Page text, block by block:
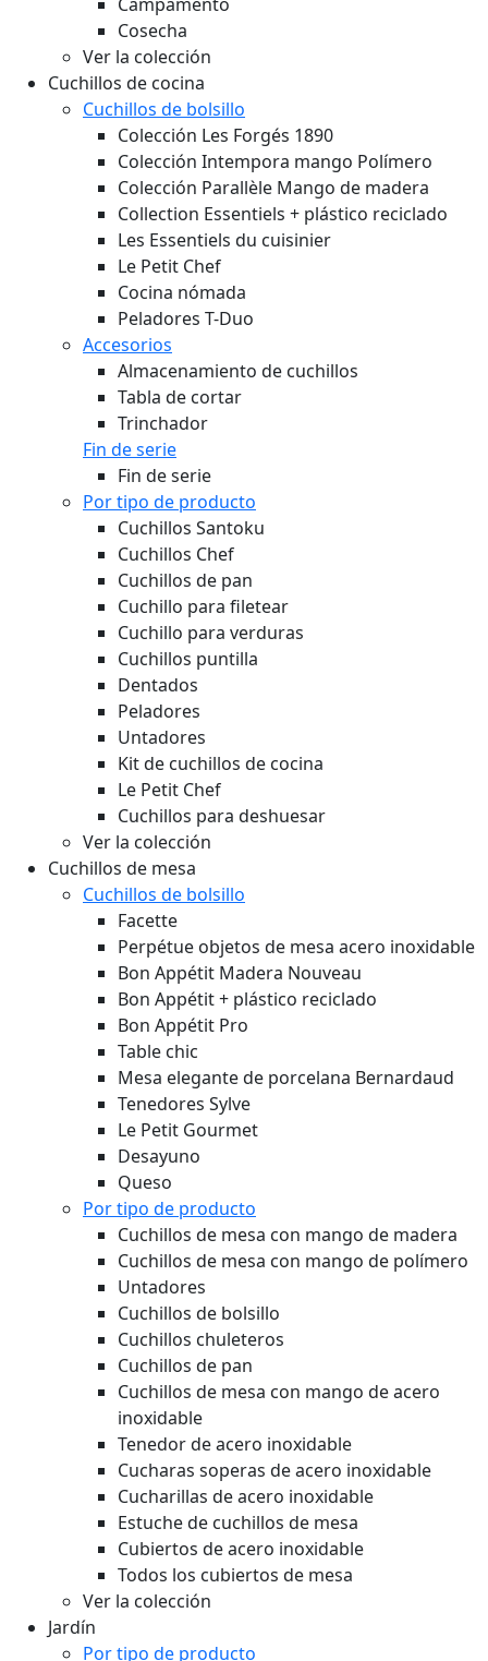
Cosecha
Ver la colección
Cuchillos de cocina
Cuchillos de bolsillo
Colección Les Forgés 1890
Colección Intempora mango Polímero
Colección Parallèle Mango de madera
Collection Essentiels + plástico reciclado
Les Essentiels du cuisinier
Le Petit Chef
Cocina nómada
Peladores T-Duo
Accesorios
Almacenamiento de cuchillos
Tabla de cortar
Trinchador
Fin de serie
Fin de serie
Por tipo de producto
Cuchillos Santoku
Cuchillos Chef
Cuchillos de pan
Cuchillo para filetear
Cuchillo para verduras
Cuchillos puntilla
Dentados
Peladores
Untadores
Kit de cuchillos de cocina
Le Petit Chef
Cuchillos para deshuesar
Ver la colección
Cuchillos de mesa
Cuchillos de bolsillo
Facette
Perpétue objetos de mesa acero inoxidable
Bon Appétit Madera Nouveau
Bon Appétit + plástico reciclado
Bon Appétit Pro
Table chic
Mesa elegante de porcelana Bernardaud
Tenedores Sylve
Le Petit Gourmet
Desayuno
Queso
Por tipo de producto
Cuchillos de mesa con mango de madera
Cuchillos de mesa con mango de polímero
Untadores
Cuchillos de bolsillo
Cuchillos chuleteros
Cuchillos de pan
Cuchillos de mesa con mango de acero
inoxidable
Tenedor de acero inoxidable
Cucharas soperas de acero inoxidable
Cucharillas de acero inoxidable
Estuche de cuchillos de mesa
Cubiertos de acero inoxidable
Todos los cubiertos de mesa
Ver la colección
Jardín
Por tipo de producto